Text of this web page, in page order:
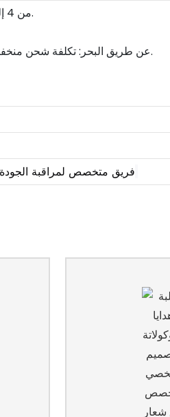
1. عن طريق خدمة البريد السريع - DHL / TNT / UPS / FEDEX / EMS، من 4 إلى 7 أيام عمل للتسليم.
3. عن طريق البحر: تكلفة شحن منخفضة وتوصيل بطيء (عادةً من 20 إلى 45 يومًا). مناسب للكميات الكبيرة والتوصيل غير العاجل.
فريق متخصص لمراقبة